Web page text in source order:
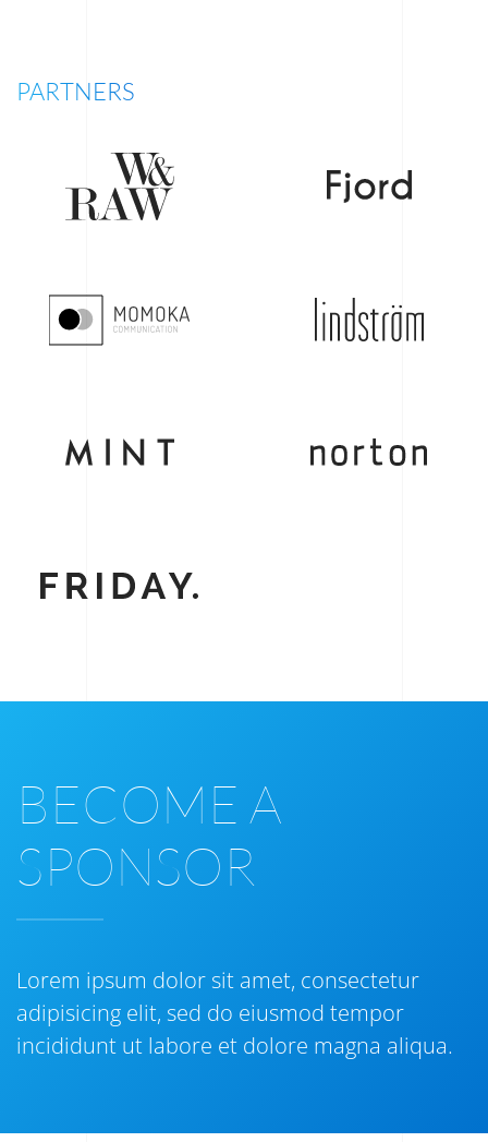
PARTNERS
BECOME A
SPONSOR
Lorem ipsum dolor sit amet, consectetur
adipisicing elit, sed do eiusmod tempor
incididunt ut labore et dolore magna aliqua.